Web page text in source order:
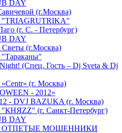
DAY
(г.Москва)
"TRIAGRUTRIKA"
(г. С. - Петербург)
DAY
(г.Москва)
(Спец. Гость – Dj Sveta & Dj
(г. Москва)
- 2012»
- DVJ BAZUKA (г. Москва)
(г. Санкт-Петербург)
DAY
ОТПЕТЫЕ МОШЕННИКИ